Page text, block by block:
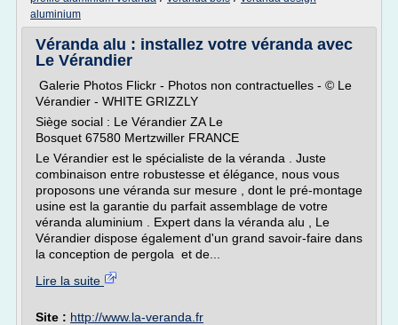
aluminium
Véranda alu : installez votre véranda avec
Le Vérandier
Galerie Photos Flickr - Photos non contractuelles - © Le
Vérandier - WHITE GRIZZLY
Siège social : Le Vérandier ZA Le
Bosquet 67580 Mertzwiller FRANCE
Le Vérandier est le spécialiste de la véranda . Juste
combinaison entre robustesse et élégance, nous vous
proposons une véranda sur mesure , dont le pré-montage
usine est la garantie du parfait assemblage de votre
véranda aluminium . Expert dans la véranda alu , Le
Vérandier dispose également d'un grand savoir-faire dans
la conception de pergola et de...
Lire la suite
Site : http://www.la-veranda.fr